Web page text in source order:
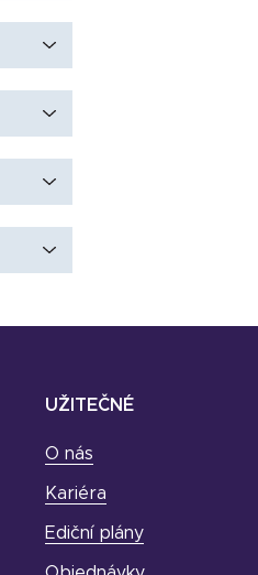
UŽITEČNÉ
O nás
Kariéra
Ediční plány